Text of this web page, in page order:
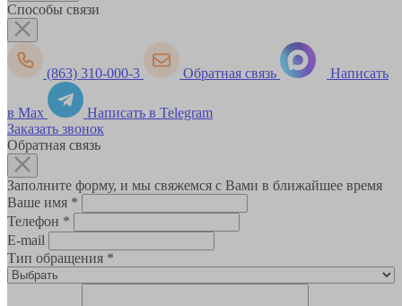
Способы связи
(863) 310-000-3 Обратная связь Написать
в Max
Написать в Telegram
Заказать звонок
Обратная связь
Заполните форму, и мы свяжемся с Вами в ближайшее время
Ваше имя *
Телефон *
E-mail
Тип обращения *